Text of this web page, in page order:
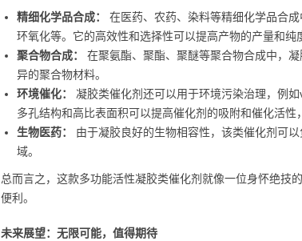
精细化学品合成：
在医药、农药、染料等精细化学品合
环氧化等。它的高效性和选择性可以提高产物的产量和纯
聚合物合成：
在聚氨酯、聚酯、聚醚等聚合物合成中，
异的聚合物材料。
环境催化：
凝胶类催化剂还可以用于环境污染治理，例
多孔结构和高比表面积可以提高催化剂的吸附和催化活性
生物医药：
由于凝胶良好的生物相容性，该类催化剂可
域。
总而言之，这款多功能活性凝胶类催化剂就像一位身怀绝技
便利。
未来展望：无限可能，值得期待